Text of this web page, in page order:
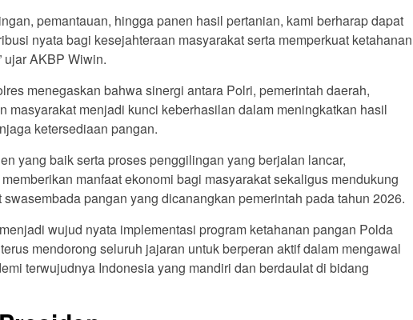
pemantauan, hingga panen hasil pertanian, kami berharap dapat
nyata bagi kesejahteraan masyarakat serta memperkuat ketahanan
ujar AKBP Wiwin.
menegaskan bahwa sinergi antara Polri, pemerintah daerah,
masyarakat menjadi kunci keberhasilan dalam meningkatkan hasil
ketersediaan pangan.
yang baik serta proses penggilingan yang berjalan lancar,
manfaat ekonomi bagi masyarakat sekaligus mendukung
swasembada pangan yang dicanangkan pemerintah pada tahun 2026.
wujud nyata implementasi program ketahanan pangan Polda
mendorong seluruh jajaran untuk berperan aktif dalam mengawal
terwujudnya Indonesia yang mandiri dan berdaulat di bidang